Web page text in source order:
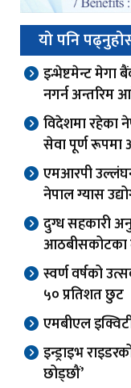
यो पनि
इन्भेष्टमेन्ट मेगा
नगर्न अन्तरिम
विदेशमा रहेका
सेवा पूर्ण रूपमा
एमआरपी
नेपाल ग्यास
दुग्ध सहकारी
आठबीसकोटका
स्वर्ण वर्षको
५० प्रतिशत छुट
एमबीएल
इन्ड्राइभ
छोड्छौं’